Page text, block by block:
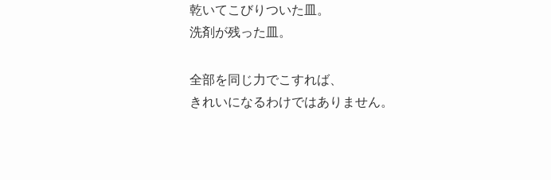
乾いてこびりついた皿。
洗剤が残った皿。
全部を同じ力でこすれば、
きれいになるわけではありません。